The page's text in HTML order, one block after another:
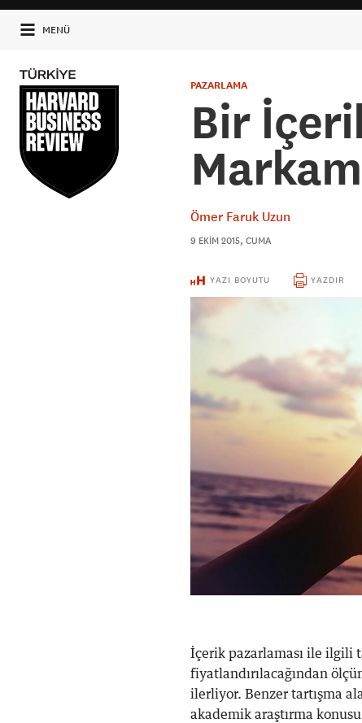
MENÜ
PAZARLAMA
Bir
Ömer Faruk Uzun
9 EKIM 2015, CUMA
YAZI BOYUTU YAZDIR
İçerik pazarlaması ile ilgili
fiyatlandırılacağından
ilerliyor. Benzer tartışma
akademik araştırma